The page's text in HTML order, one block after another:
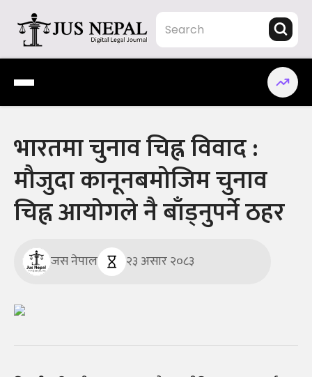
content
Jus Nepal | www.jusnepal.com
Digital Legal Journal
भारतमा चुनाव चिह्न विवाद :
मौजुदा कानूनबमोजिम चुनाव
चिह्न आयोगले नै बाँड्नुपर्ने ठहर
जस नेपाल २३ असार २०८३